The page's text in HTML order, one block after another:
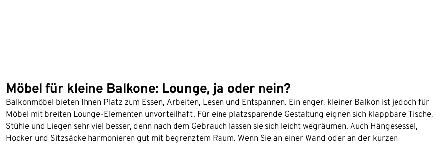
Möbel für kleine Balkone: Lounge, ja oder nein?
Balkonmöbel bieten Ihnen Platz zum Essen, Arbeiten, Lesen und Entspannen. Ein enger, kleiner Balkon ist jedoch für
Möbel mit breiten Lounge-Elementen unvorteilhaft. Für eine platzsparende Gestaltung eignen sich klappbare Tische,
Stühle und Liegen sehr viel besser, denn nach dem Gebrauch lassen sie sich leicht wegräumen. Auch Hängesessel,
Hocker und Sitzsäcke harmonieren gut mit begrenztem Raum. Wenn Sie an einer Wand oder an der kurzen